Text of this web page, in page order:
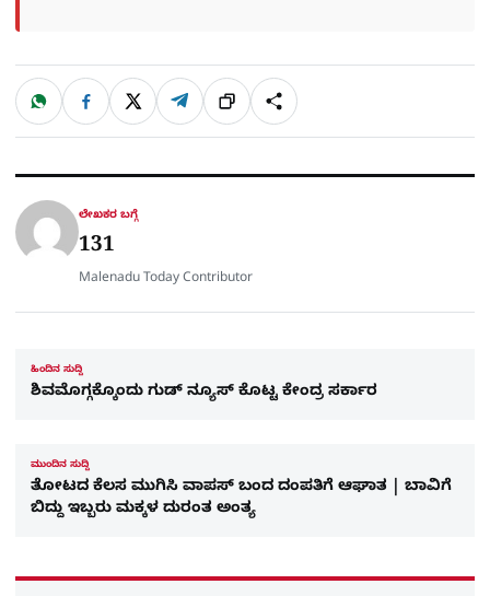
ಹಂಚಿಕೊಳ್ಳಿ
W
a
t
p
p
F
c
e
o
k
X T
l
e
a
m
ಲಿಂ
ಕ್
S
h
a
ಲೇಖಕರ ಬಗ್ಗೆ
131
Malenadu Today Contributor
ಹಿಂದಿನ ಸುದ್ದಿ
ಶಿವಮೊಗ್ಗಕ್ಕೊಂದು ಗುಡ್‌ ನ್ಯೂಸ್‌ ಕೊಟ್ಟ ಕೇಂದ್ರ ಸರ್ಕಾರ
ಮುಂದಿನ ಸುದ್ದಿ
ತೋಟದ ಕೆಲಸ ಮುಗಿಸಿ ವಾಪಸ್‌ ಬಂದ ದಂಪತಿಗೆ ಆಘಾತ | ಬಾವಿಗೆ
ಬಿದ್ದು ಇಬ್ಬರು ಮಕ್ಕಳ ದುರಂತ ಅಂತ್ಯ